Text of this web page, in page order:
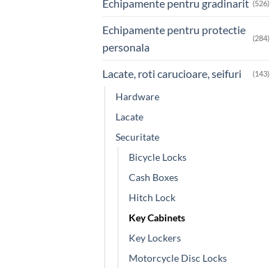
Echipamente pentru gradinarit (526)
Echipamente pentru protectie
personala
(284)
Lacate, roti carucioare, seifuri (143)
Hardware
Lacate
Securitate
Bicycle Locks
Cash Boxes
Hitch Lock
Key Cabinets
Key Lockers
Motorcycle Disc Locks